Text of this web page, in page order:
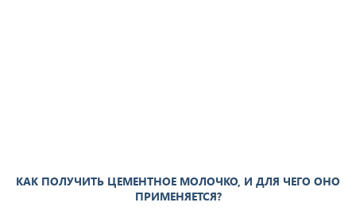
КАК ПОЛУЧИТЬ ЦЕМЕНТНОЕ МОЛОЧКО, И ДЛЯ ЧЕГО ОНО
ПРИМЕНЯЕТСЯ?